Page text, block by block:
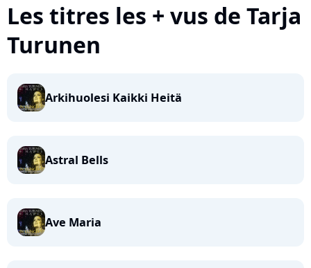
Les titres les + vus de Tarja
Turunen
Arkihuolesi Kaikki Heitä
Astral Bells
Ave Maria